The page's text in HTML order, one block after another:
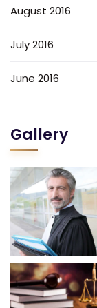
August 2016
July 2016
June 2016
Gallery